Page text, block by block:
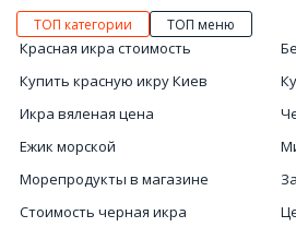
ТОП категории ТОП меню
Красная икра стоимость
Купить красную икру Киев
Икра вяленая цена
Ежик морской
Морепродукты в магазине
Стоимость черная икра